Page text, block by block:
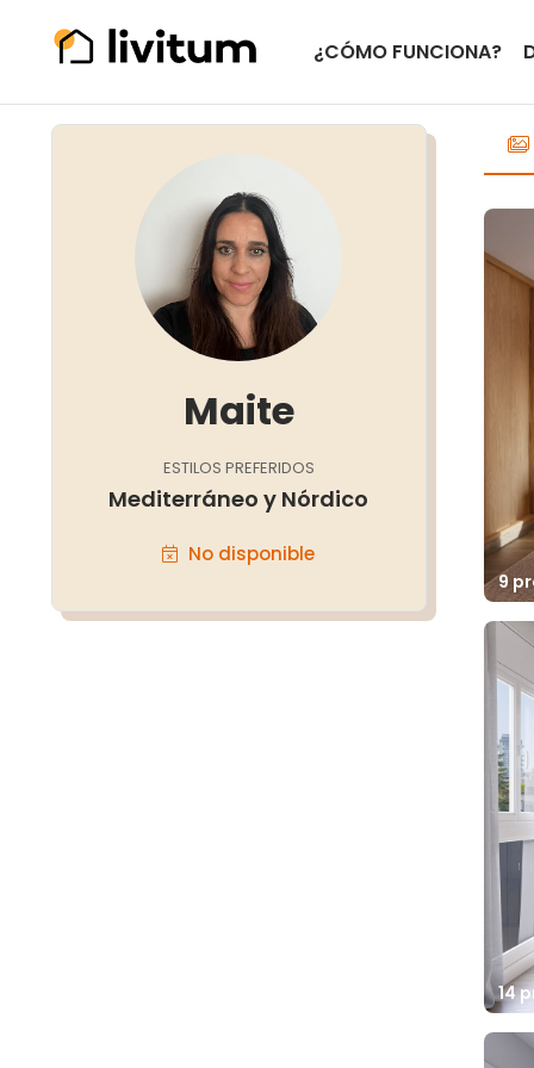
¿CÓMO FUNCIONA?
Maite
ESTILOS PREFERIDOS
Mediterráneo y Nórdico
No disponible
9
14